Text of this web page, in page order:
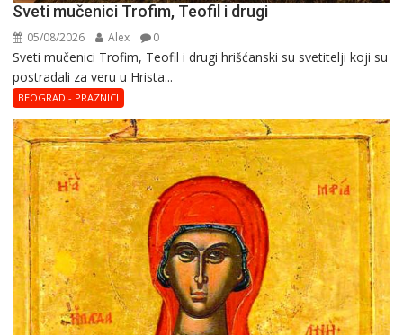
Sveti mučenici Trofim, Teofil i drugi
05/08/2026 Alex 0
Sveti mučenici Trofim, Teofil i drugi hrišćanski su svetitelji koji su
postradali za veru u Hrista...
BEOGRAD - PRAZNICI